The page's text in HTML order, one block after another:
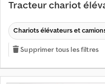
Tracteur chariot
Chariots élévateurs et
Supprimer tous les filtres